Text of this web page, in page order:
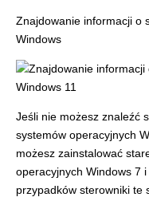
Znajdowanie informacji o
Windows
Jeśli nie możesz znaleźć
systemów operacyjnych
możesz zainstalować
operacyjnych Windows 7
przypadków sterowniki te